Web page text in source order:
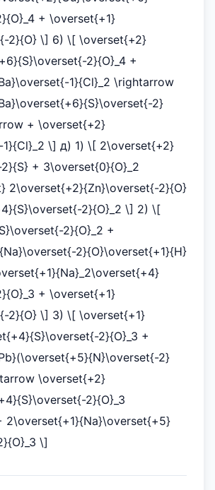
+ \overset{+1}
2}{O} \] 6) \[ \overset{+2}
2}{O}_4 +
1}{Cl}_2 \rightarrow
2}
+ \overset{+2}
\] д) 1) \[ 2\overset{+2}
+ 3\overset{0}{O}_2
2\overset{+2}{Zn}\overset{-2}{O}
2}{O}_2 \] 2) \[
2}{O}_2 +
2}{O}\overset{+1}{H}
+ \overset{+1}
2}{O} \] 3) \[ \overset{+1}
2}{O}_3 +
2}
\overset{+2}
2}{O}_3
2\overset{+1}{Na}\overset{+5}
\]